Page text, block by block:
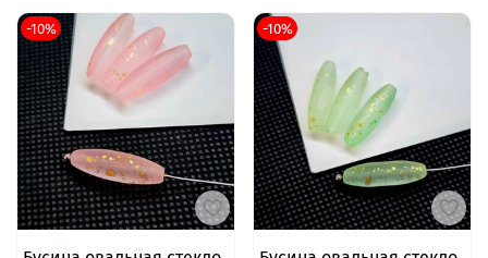
-10% -10%